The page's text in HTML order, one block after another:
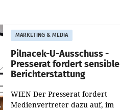
MARKETING & MEDIA
Pilnacek-U-Ausschuss -
Presserat fordert sensible
Berichterstattung
WIEN Der Presserat fordert
Medienvertreter dazu auf, im